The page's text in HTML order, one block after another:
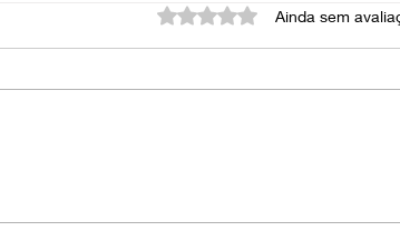
Avaliado com 0 de 5
Ainda sem